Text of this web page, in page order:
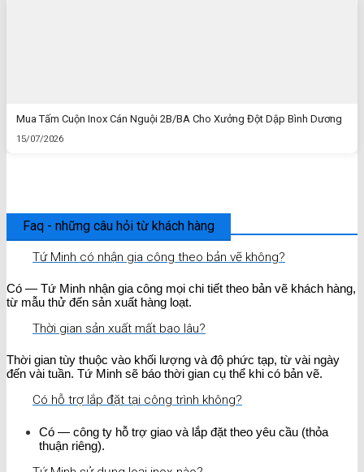
Mua Tấm Cuộn Inox Cán Nguội 2B/BA Cho Xưởng Đột Dập Bình Dương
15/07/2026
Faq - những câu hỏi từ khách hàng
Tứ Minh có nhận gia công theo bản vẽ không?
Có — Tứ Minh nhận gia công mọi chi tiết theo bản vẽ khách hàng,
từ mẫu thử đến sản xuất hàng loạt.
Thời gian sản xuất mất bao lâu?
Thời gian tùy thuộc vào khối lượng và độ phức tạp, từ vài ngày
đến vài tuần. Tứ Minh sẽ báo thời gian cụ thể khi có bản vẽ.
Có hỗ trợ lắp đặt tại công trình không?
Có — công ty hỗ trợ giao và lắp đặt theo yêu cầu (thỏa
thuận riêng).